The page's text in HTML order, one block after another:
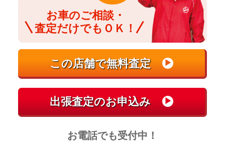
お車のご相談・
査定だけでもＯＫ！
お電話でも受付中！